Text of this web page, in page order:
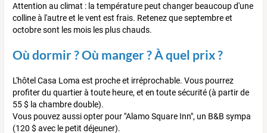
Attention au climat : la température peut changer beaucoup d'une
colline à l'autre et le vent est frais. Retenez que septembre et
octobre sont les mois les plus chauds.
Où dormir ? Où manger ? À quel prix ?
L'hôtel Casa Loma est proche et irréprochable. Vous pourrez
profiter du quartier à toute heure, et en toute sécurité (à partir de
55 $ la chambre double).
Vous pouvez aussi opter pour "Alamo Square Inn", un B&B sympa
(120 $ avec le petit déjeuner).